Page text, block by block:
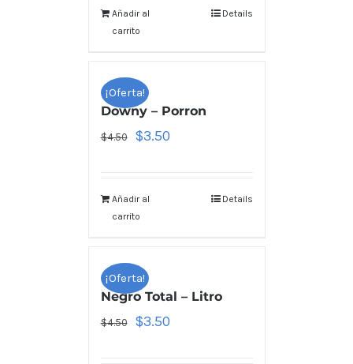
Añadir al
carrito
Details
¡Oferta!
Downy – Porron
$4.50 $3.50
Añadir al
carrito
Details
¡Oferta!
Negro Total – Litro
$4.50 $3.50